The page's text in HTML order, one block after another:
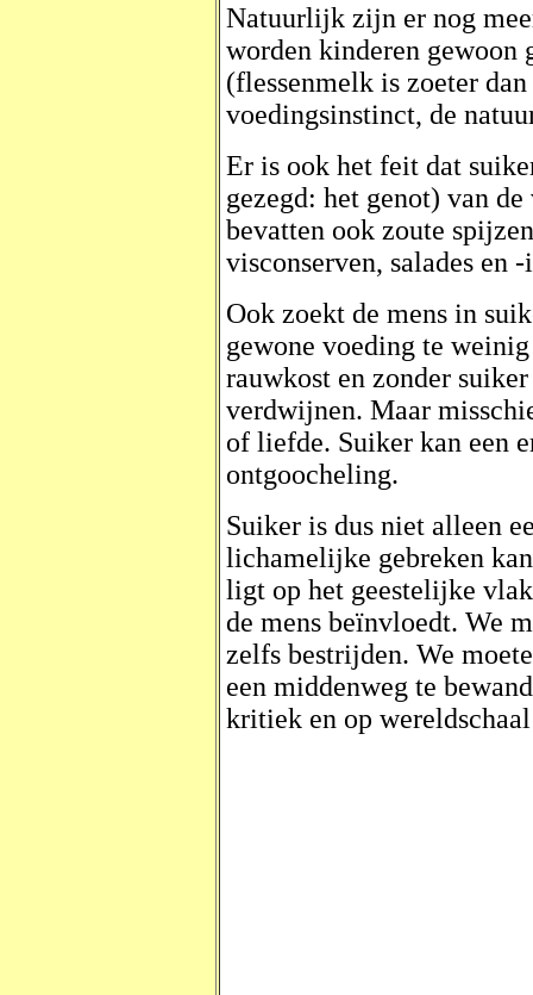
Natuurlijk zijn er nog
worden kinderen gewoon
(flessenmelk is zoeter
voedingsinstinct, de
Er is ook het feit dat
gezegd: het genot) van
bevatten ook zoute
visconserven, salades en
Ook zoekt de mens in
gewone voeding te
rauwkost en zonder
verdwijnen. Maar
of liefde. Suiker kan een
ontgoocheling.
Suiker is dus niet alleen
lichamelijke gebreken
ligt op het geestelijke
de mens beïnvloedt. We
zelfs bestrijden. We
een middenweg te
kritiek en op